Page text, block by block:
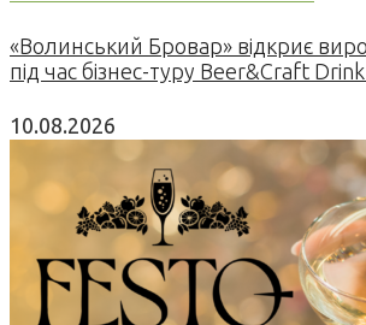
«Волинський Бровар» відкриє
під час бізнес-туру Beer&Craft
10.08.2026